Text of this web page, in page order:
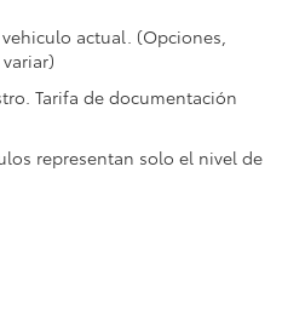
actual. (Opciones,
Tarifa de documentación
representan solo el nivel de